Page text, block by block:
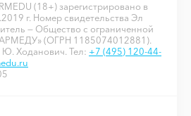
(18+) зарегистрировано в
г. Номер свидетельства Эл
— Общество с ограниченной
(ОГРН 1185074012881).
Ю. Ходанович. Тел: +7 (495) 120-44-